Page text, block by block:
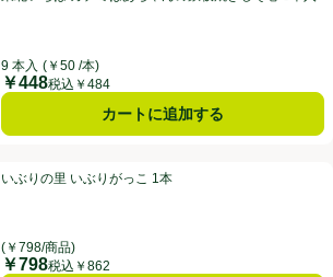
9 本入 (￥50 /本)
価格
￥448税込￥484
カートに追加する
1本
2ヵ月
5点中4.7点。
いぶりの里 いぶりがっこ 1本
(￥798/商品)
価格
￥798税込￥862